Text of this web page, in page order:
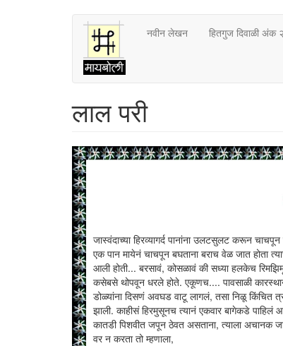
नवीन लेखन हितगुज दिवाळी अंक
लाल परी
जास्वंदाच्या हिरव्यागर्द पानांना उलटसुलट करून
एक पान मायेनं चाचपून बघताना बराच वेळ जात
आली होती... बरसावं, कोसळावं की सध्या हलकेच
कसेबसे थोपवून धरले होते. एकूणच.... पावसाळी
डोळ्यांना दिसणं अवघड वाटू लागलं, तसा निळू किंचित
झाली. काहीसं हिरमुसूनच त्यानं एकवार बागेकडे
कातडी पिशवीत जपून ठेवत असताना, त्याला अचानक
वर न करता तो म्हणाला,